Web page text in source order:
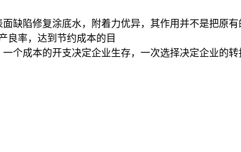
缺陷修复涂底水，附着力优异，其作用并不是把原
良率，达到节约成本的目
个成本的开支决定企业生存，一次选择决定企业的